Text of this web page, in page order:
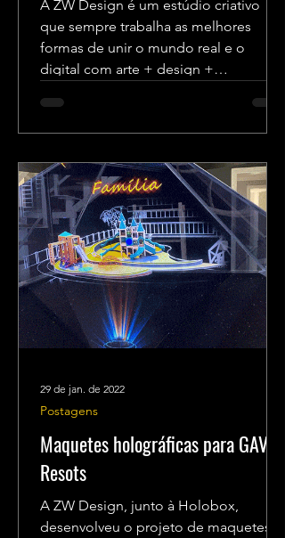
A ZW Design é um estúdio criativo
que sempre trabalha as melhores
formas de unir o mundo real e o
digital com arte + design +
Maquetes holográficas para GAV
Resots
A ZW Design, junto à Holobox,
desenvolveu o projeto de maquetes
Postagens
29 de jan. de 2022